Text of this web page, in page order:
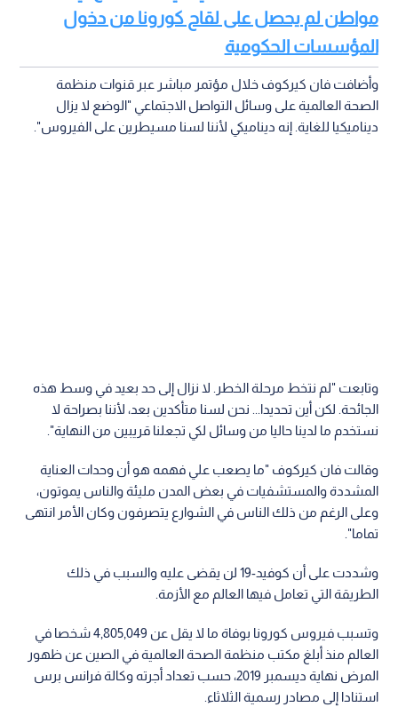
مواطن لم يحصل على لقاح كورونا من دخول
المؤسسات الحكومية
وأضافت فان كيركوف خلال مؤتمر مباشر عبر قنوات منظمة
الصحة العالمية على وسائل التواصل الاجتماعي "الوضع لا يزال
ديناميكيا للغاية. إنه ديناميكي لأننا لسنا مسيطرين على الفيروس".
وتابعت "لم نتخط مرحلة الخطر. لا نزال إلى حد بعيد في وسط هذه
الجائحة. لكن أين تحديدا... نحن لسنا متأكدين بعد، لأننا بصراحة لا
نستخدم ما لدينا حاليا من وسائل لكي تجعلنا قريبين من النهاية".
وقالت فان كيركوف "ما يصعب علي فهمه هو أن وحدات العناية
المشددة والمستشفيات في بعض المدن مليئة والناس يموتون،
وعلى الرغم من ذلك الناس في الشوارع يتصرفون وكان الأمر انتهى
تماما".
وشددت على أن كوفيد-19 لن يقضى عليه والسبب في ذلك
الطريقة التي تعامل فيها العالم مع الأزمة.
وتسبب فيروس كورونا بوفاة ما لا يقل عن 4,805,049 شخصا في
العالم منذ أبلغ مكتب منظمة الصحة العالمية في الصين عن ظهور
المرض نهاية ديسمبر 2019، حسب تعداد أجرته وكالة فرانس برس
استنادا إلى مصادر رسمية الثلاثاء.